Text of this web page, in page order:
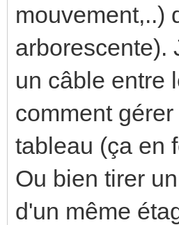
mouvement,..)
arborescente).
un câble entre
comment
tableau (ça en
Ou bien tirer
d'un même